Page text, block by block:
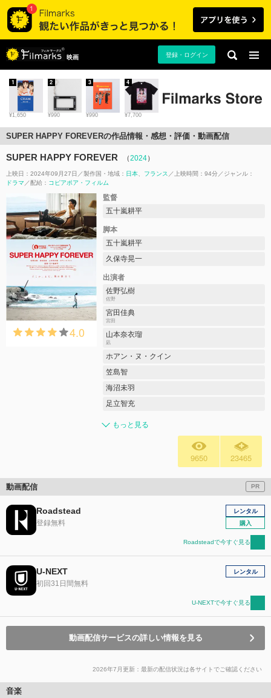
映画 登録・ログイン
¥1,650
1
¥990
2
¥990
3
¥7,700
4
SUPER HAPPY FOREVERの作品情報・感想・評価・動画配信
SUPER HAPPY FOREVER （2024）
上映日：2024年09月27日 製作国・地域： 日本 フランス 上映時間：94分
ジャンル：
ドラマ
配給： コピアポア・フィルム
4.0
監督
五十嵐耕平
脚本
五十嵐耕平
久保寺晃一
出演者
佐野弘樹
佐野
宮田佳典
宮田
山本奈衣瑠
凪
ホアン・ヌ・クイン
笠島智
海沼未羽
足立智充
もっと見る
9650 23465
動画配信 PR
Roadstead
登録無料
レンタル
購入
Roadsteadで今すぐ見る
U-NEXT
初回31日間無料
レンタル
U-NEXTで今すぐ見る
動画配信サービスの詳しい情報を見る
2026年7月更新：最新の配信状況は各サイトでご確認ください
音楽